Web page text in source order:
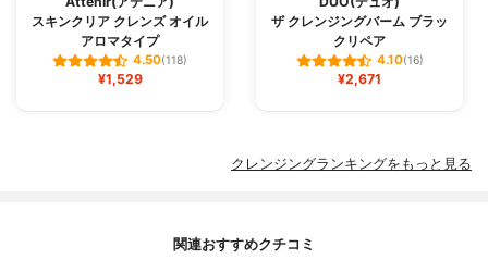
スキンクリア クレンズ オイル
アロマタイプ
4.50(118)
¥1,529
ザ クレンジングバーム ブラッ
クリペア
4.10(16)
¥2,671
クレンジングランキングをもっと見る
関連おすすめクチコミ